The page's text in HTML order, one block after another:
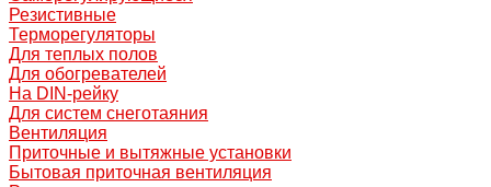
Резистивные
Терморегуляторы
Для теплых полов
Для обогревателей
На DIN-рейку
Для систем снеготаяния
Вентиляция
Приточные и вытяжные установки
Бытовая приточная вентиляция